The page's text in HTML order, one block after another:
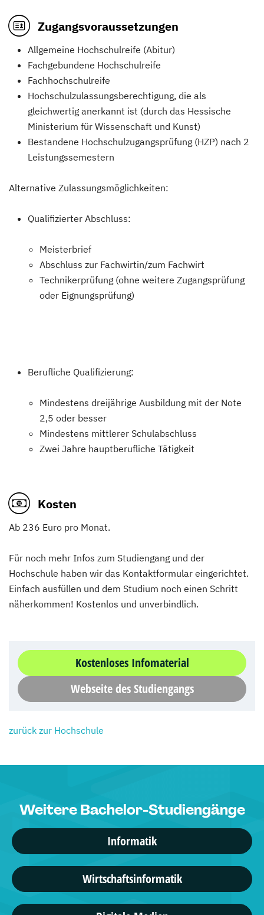
Zugangsvoraussetzungen
Allgemeine Hochschulreife (Abitur)
Fachgebundene Hochschulreife
Fachhochschulreife
Hochschulzulassungsberechtigung, die als
gleichwertig anerkannt ist (durch das Hessische
Ministerium für Wissenschaft und Kunst)
Bestandene Hochschulzugangsprüfung (HZP) nach 2
Leistungssemestern
Alternative Zulassungsmöglichkeiten:
Qualifizierter Abschluss:
Meisterbrief
Abschluss zur Fachwirtin/zum Fachwirt
Technikerprüfung (ohne weitere Zugangsprüfung
oder Eignungsprüfung)
Berufliche Qualifizierung:
Mindestens dreijährige Ausbildung mit der Note
2,5 oder besser
Mindestens mittlerer Schulabschluss
Zwei Jahre hauptberufliche Tätigkeit
Kosten
Ab 236 Euro pro Monat.
Für noch mehr Infos zum Studiengang und der
Hochschule haben wir das Kontaktformular eingerichtet.
Einfach ausfüllen und dem Studium noch einen Schritt
näherkommen! Kostenlos und unverbindlich.
Kostenloses Infomaterial
Webseite des Studiengangs
zurück zur Hochschule
Weitere Bachelor-Studiengänge
Informatik
Wirtschaftsinformatik